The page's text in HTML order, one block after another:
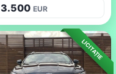
3.500 EUR
LICITAȚIE